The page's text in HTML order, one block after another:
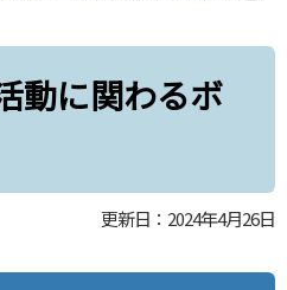
動に関わるボ
更新日：2024年4月26日